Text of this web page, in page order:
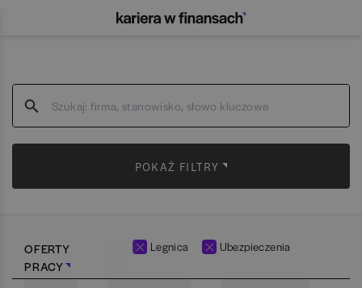
POKAŻ FILTRY
OFERTY
PRACY
Legnica Ubezpieczenia